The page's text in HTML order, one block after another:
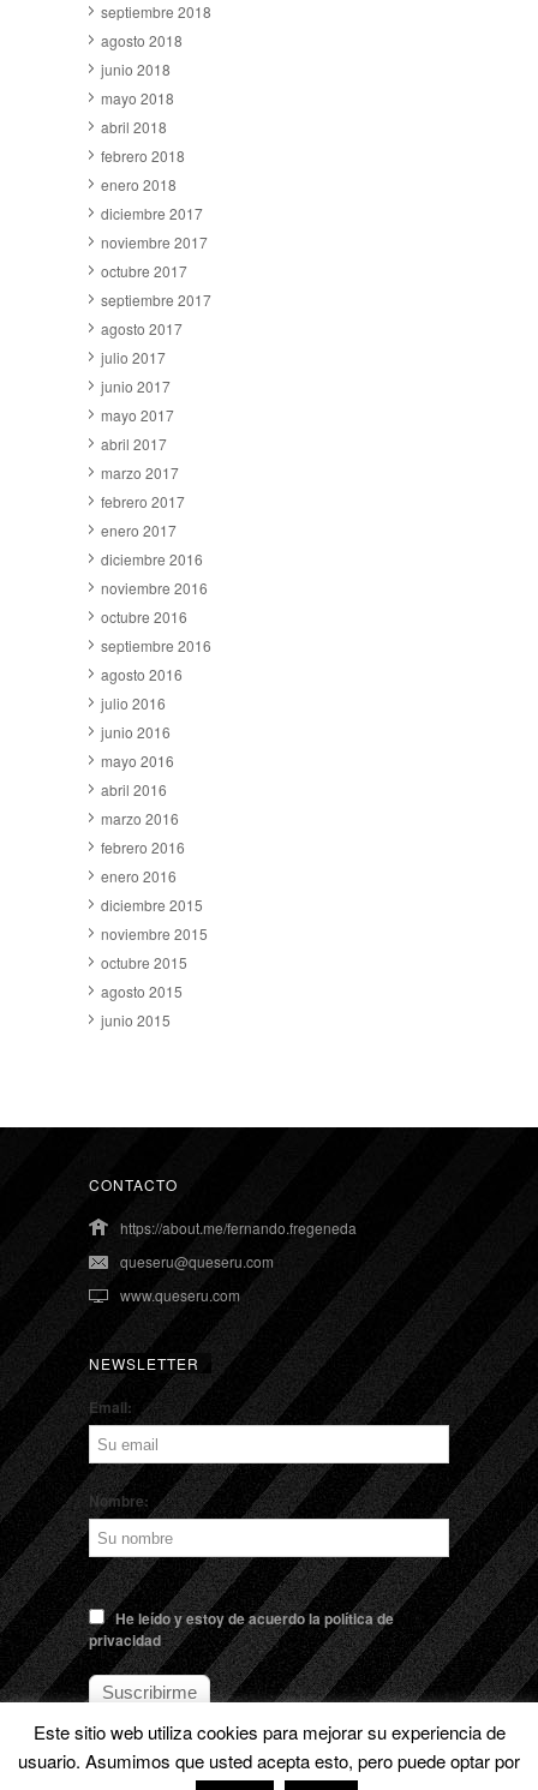
septiembre 2018
agosto 2018
junio 2018
mayo 2018
abril 2018
febrero 2018
enero 2018
diciembre 2017
noviembre 2017
octubre 2017
septiembre 2017
agosto 2017
julio 2017
junio 2017
mayo 2017
abril 2017
marzo 2017
febrero 2017
enero 2017
diciembre 2016
noviembre 2016
octubre 2016
septiembre 2016
agosto 2016
julio 2016
junio 2016
mayo 2016
abril 2016
marzo 2016
febrero 2016
enero 2016
diciembre 2015
noviembre 2015
octubre 2015
agosto 2015
junio 2015
CONTACTO
https://about.me/fernando.fregeneda
queseru@queseru.com
www.queseru.com
NEWSLETTER
Email:
Nombre:
He leído y estoy de acuerdo la política de
privacidad
Este sitio web utiliza cookies para mejorar su experiencia de
usuario. Asumimos que usted acepta esto, pero puede optar por